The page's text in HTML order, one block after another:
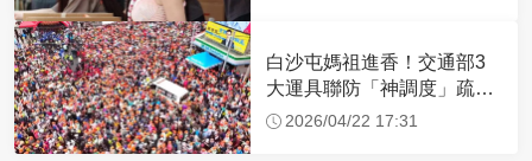
白沙屯媽祖進香！交通部3
大運具聯防「神調度」疏運
32.1萬創新高
2026/04/22 17:31